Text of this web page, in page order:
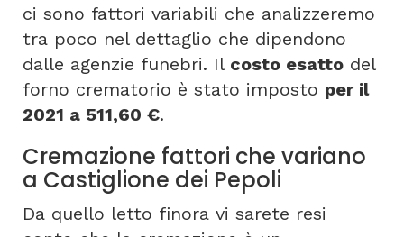
ci sono fattori variabili che analizzeremo
tra poco nel dettaglio che dipendono
dalle agenzie funebri. Il costo esatto del
forno crematorio è stato imposto per il
2021 a 511,60 €.
Cremazione fattori che variano
a Castiglione dei Pepoli
Da quello letto finora vi sarete resi